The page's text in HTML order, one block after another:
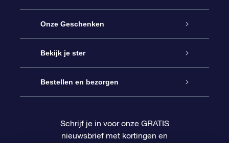
Service
Contact
Blog
OSR Recensies
Onze Geschenken
Online Star Gift
OSR Cadeaupakket
OSR Cadeaukaart
Bekijk je ster
Sterrenregister
Gepersonaliseerde sterrenpagina
Bestellen en bezorgen
Betalingsinformatie
Schrijf je in voor onze GRATIS
nieuwsbrief met kortingen en